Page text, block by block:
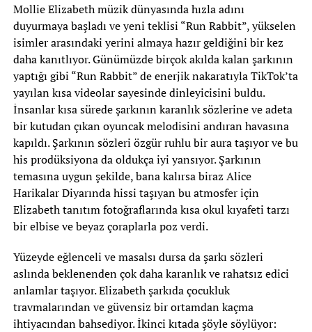
Mollie Elizabeth müzik dünyasında hızla adını
duyurmaya başladı ve yeni teklisi “Run Rabbit”, yükselen
isimler arasındaki yerini almaya hazır geldiğini bir kez
daha kanıtlıyor. Günümüzde birçok akılda kalan şarkının
yaptığı gibi “Run Rabbit” de enerjik nakaratıyla TikTok’ta
yayılan kısa videolar sayesinde dinleyicisini buldu.
İnsanlar kısa sürede şarkının karanlık sözlerine ve adeta
bir kutudan çıkan oyuncak melodisini andıran havasına
kapıldı. Şarkının sözleri özgür ruhlu bir aura taşıyor ve bu
his prodüksiyona da oldukça iyi yansıyor. Şarkının
temasına uygun şekilde, bana kalırsa biraz Alice
Harikalar Diyarında hissi taşıyan bu atmosfer için
Elizabeth tanıtım fotoğraflarında kısa okul kıyafeti tarzı
bir elbise ve beyaz çoraplarla poz verdi.
Yüzeyde eğlenceli ve masalsı dursa da şarkı sözleri
aslında beklenenden çok daha karanlık ve rahatsız edici
anlamlar taşıyor. Elizabeth şarkıda çocukluk
travmalarından ve güvensiz bir ortamdan kaçma
ihtiyacından bahsediyor. İkinci kıtada şöyle söylüyor: